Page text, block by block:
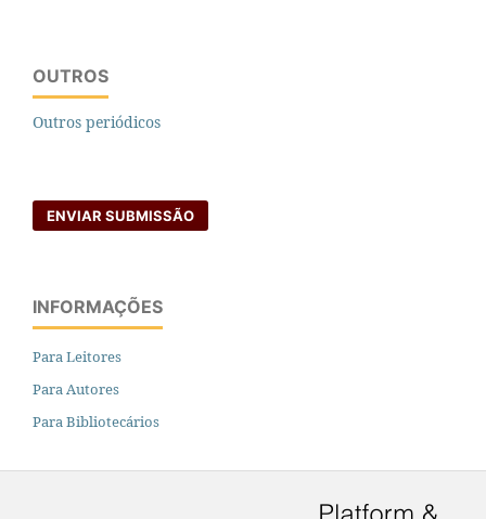
OUTROS
Outros periódicos
ENVIAR SUBMISSÃO
INFORMAÇÕES
Para Leitores
Para Autores
Para Bibliotecários